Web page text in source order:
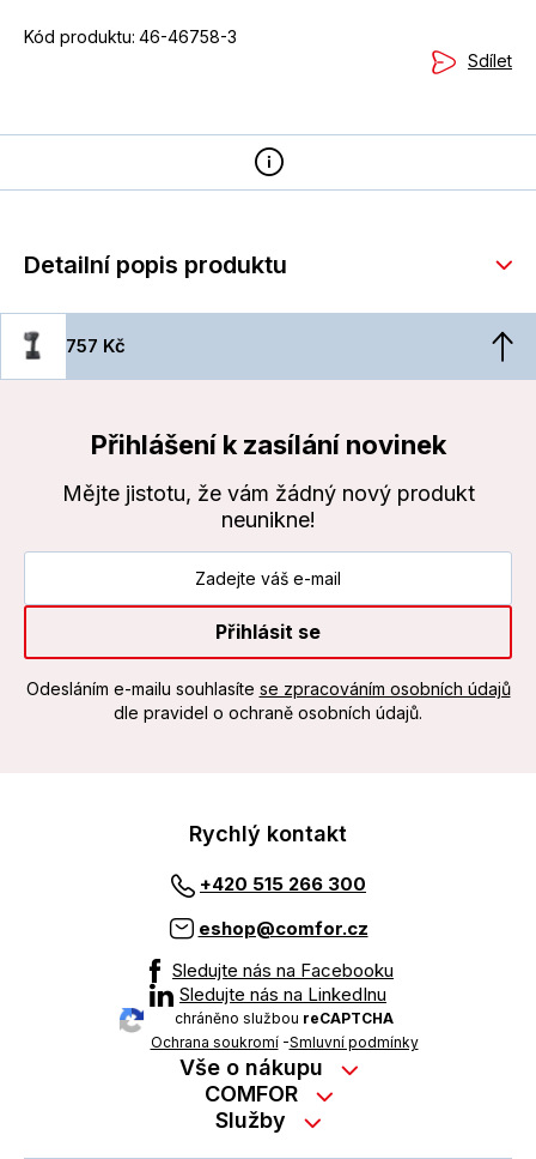
Kód produktu: 46-46758-3
Sdílet
Detailní popis produktu
757 Kč
Přihlášení k zasílání novinek
Mějte jistotu, že vám žádný nový produkt
neunikne!
Přihlásit se
Odesláním e-mailu souhlasíte se zpracováním osobních údajů
dle pravidel o ochraně osobních údajů.
Rychlý kontakt
+420 515 266 300
eshop@comfor.cz
Sledujte nás na Facebooku
Sledujte nás na LinkedInu
chráněno službou reCAPTCHA
Ochrana soukromí-Smluvní podmínky
Vše o nákupu
Nákup na splátky
Možnosti platby
COMFOR
Kontakty
Služby